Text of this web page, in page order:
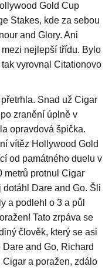
Gold Cup
Stakes, kde za sebou
and Glory. Ani
nejlepší třídu. Bylo
vyrovnal Citationovo
Snad už Cigar
zranění úplně v
opravdová špička.
vítěz Hollywood Gold
od památného duelu v
metrů protnul Cigar
Dare and Go. Šli
a podlehl o 3 a půl
Tato zrpáva se
člověk, který se asi
and Go, Richard
a poražen, zdálo